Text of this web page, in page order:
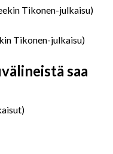
Tikonen-julkaisu)
Tikonen-julkaisu)
saa